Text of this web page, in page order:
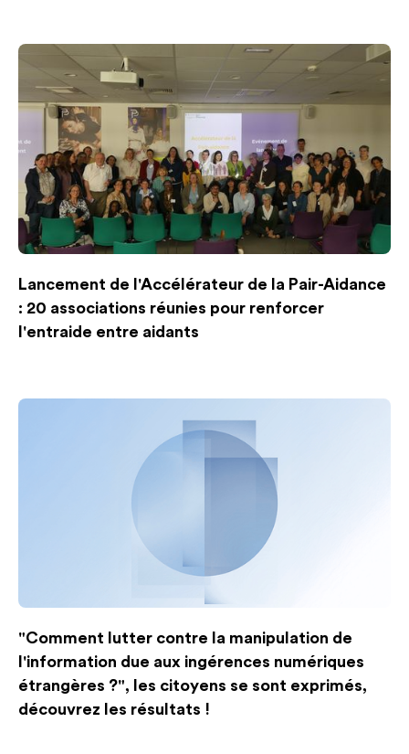
Lancement de l'Accélérateur de la Pair-Aidance
: 20 associations réunies pour renforcer
l'entraide entre aidants
"Comment lutter contre la manipulation de
l'information due aux ingérences numériques
étrangères ?", les citoyens se sont exprimés,
découvrez les résultats !